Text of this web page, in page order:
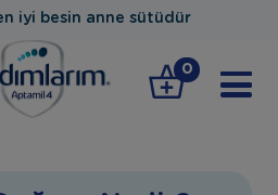
iyi besin anne sütüdür
0